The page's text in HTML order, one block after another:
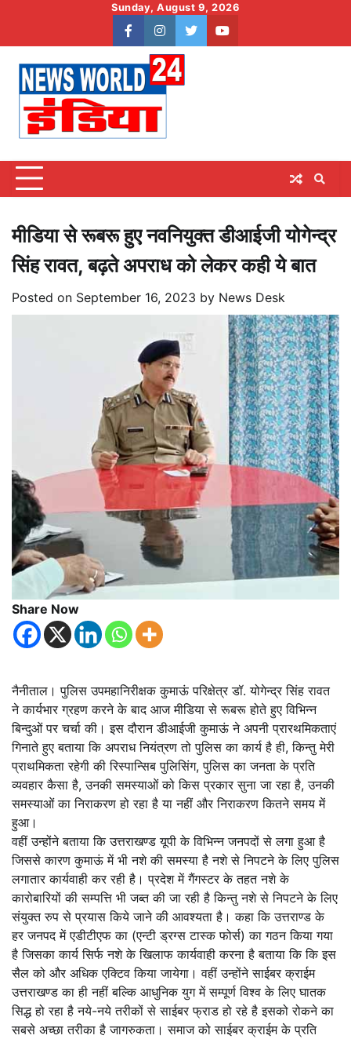
content
Sunday, August 9, 2026
facebookinstagram
twitteryoutube
मीडिया से रूबरू हुए नवनियुक्त डीआईजी योगेन्द्र
सिंह रावत, बढ़ते अपराध को लेकर कही ये बात
Posted on September 16, 2023 by News Desk
Share Now
नैनीताल। पुलिस उपमहानिरीक्षक कुमाऊं परिक्षेत्र डॉ. योगेन्द्र सिंह रावत
ने कार्यभार ग्रहण करने के बाद आज मीडिया से रूबरू होते हुए विभिन्न
बिन्दुओं पर चर्चा की। इस दौरान डीआईजी कुमाऊं ने अपनी प्रारथमिकताएं
गिनाते हुए बताया कि अपराध नियंत्रण तो पुलिस का कार्य है ही, किन्तु मेरी
प्राथमिकता रहेगी की रिस्पान्सिब पुलिसिंग, पुलिस का जनता के प्रति
व्यवहार कैसा है, उनकी समस्याओं को किस प्रकार सुना जा रहा है, उनकी
समस्याओं का निराकरण हो रहा है या नहीं और निराकरण कितने समय में
हुआ।
वहीं उन्होंने बताया कि उत्तराखण्ड यूपी के विभिन्न जनपदों से लगा हुआ है
जिससे कारण कुमाऊं में भी नशे की समस्या है नशे से निपटने के लिए पुलिस
लगातार कार्यवाही कर रही है। प्रदेश में गैंगस्टर के तहत नशे के
कारोबारियों की सम्पत्ति भी जब्त की जा रही है किन्तु नशे से निपटने के लिए
संयुक्त रुप से प्रयास किये जाने की आवश्यता है। कहा कि उत्तराण्ड के
हर जनपद में एडीटीएफ का (एन्टी ड्रग्स टास्क फोर्स) का गठन किया गया
है जिसका कार्य सिर्फ नशे के खिलाफ कार्यवाही करना है बताया कि कि इस
सैल को और अधिक एक्टिव किया जायेगा। वहीं उन्होंने साईबर क्राईम
उत्तराखण्ड का ही नहीं बल्कि आधुनिक युग में सम्पूर्ण विश्व के लिए घातक
सिद्ध हो रहा है नये-नये तरीकों से साईबर फ्राड हो रहे है इसको रोकने का
सबसे अच्छा तरीका है जागरुकता। समाज को साईबर क्राईम के प्रति